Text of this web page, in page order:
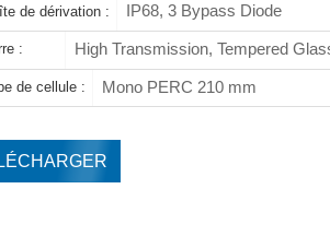
de dérivation : IP68, 3 Bypass Diode
: High Transmission, Tempered
de cellule : Mono PERC 210 mm